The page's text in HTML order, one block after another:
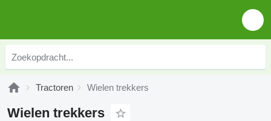
Tractoren Wielen trekkers
Wielen trekkers